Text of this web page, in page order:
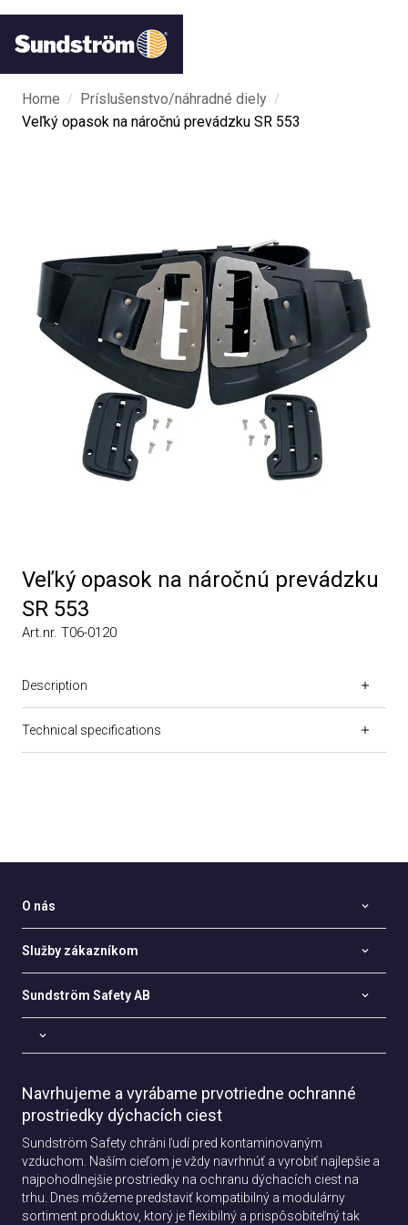
Home / Príslušenstvo/náhradné diely /
Veľký opasok na náročnú prevádzku SR 553
Veľký opasok na náročnú prevádzku
SR 553
Art.nr. T06-0120
Description
Technical specifications
O nás
Služby zákazníkom
Sundström Safety AB
Navrhujeme a vyrábame prvotriedne ochranné
prostriedky dýchacích ciest
Sundström Safety chráni ľudí pred kontaminovaným
vzduchom. Naším cieľom je vždy navrhnúť a vyrobiť najlepšie a
najpohodlnejšie prostriedky na ochranu dýchacích ciest na
trhu. Dnes môžeme predstaviť kompatibilný a modulárny
sortiment produktov, ktorý je flexibilný a prispôsobiteľný tak